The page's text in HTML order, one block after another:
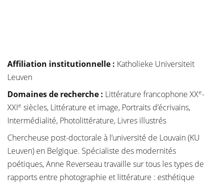
Affiliation institutionnelle : Katholieke Universiteit
Leuven
Domaines de recherche : Littérature francophone XXe-
XXIe siècles, Littérature et image, Portraits d’écrivains,
Intermédialité, Photolittérature, Livres illustrés
Chercheuse post-doctorale à l’université de Louvain (KU
Leuven) en Belgique. Spécialiste des modernités
poétiques, Anne Reverseau travaille sur tous les types de
rapports entre photographie et littérature : esthétique